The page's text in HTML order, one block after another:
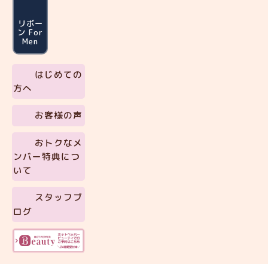
リボー
ン For
Men
はじめての
方へ
お客様の声
おトクなメ
ンバー特典につ
いて
スタッフブ
ログ